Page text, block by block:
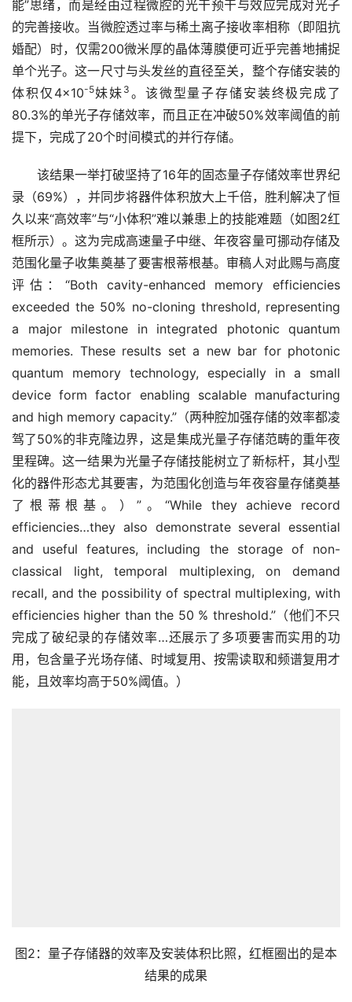
能”思绪，而是经由过程微腔的光干预干与效应完成对光子
的完善接收。当微腔透过率与稀土离子接收率相称（即阻抗
婚配）时，仅需200微米厚的晶体薄膜便可近乎完善地捕捉
单个光子。这一尺寸与头发丝的直径至关，整个存储安装的
体积仅4×10-5妹妹 3 。该微型量子存储安装终极完成了
80.3%的单光子存储效率，而且正在冲破50%效率阈值的前
提下，完成了20个时间模式的并行存储。
该结果一举打破坚持了16年的固态量子存储效率世界纪
录（69%），并同步将器件体积放大上千倍，胜利解决了恒
久以来“高效率”与“小体积”难以兼患上的技能难题（如图2红
框所示）。这为完成高速量子中继、年夜容量可挪动存储及
范围化量子收集奠基了要害根蒂根基。审稿人对此赐与高度
评估：“Both cavity-enhanced memory efficiencies
exceeded the 50% no-cloning threshold, representing
a major milestone in integrated photonic quantum
memories. These results set a new bar for photonic
quantum memory technology, especially in a small
device form factor enabling scalable manufacturing
and high memory capacity.”（两种腔加强存储的效率都凌
驾了50%的非克隆边界，这是集成光量子存储范畴的重年夜
里程碑。这一结果为光量子存储技能树立了新标杆，其小型
化的器件形态尤其要害，为范围化创造与年夜容量存储奠基
了根蒂根基。）”。“While they achieve record
efficiencies…they also demonstrate several essential
and useful features, including the storage of non-
classical light, temporal multiplexing, on demand
recall, and the possibility of spectral multiplexing, with
efficiencies higher than the 50 % threshold.”（他们不只
完成了破纪录的存储效率…还展示了多项要害而实用的功
用，包含量子光场存储、时域复用、按需读取和频谱复用才
能，且效率均高于50%阈值。）
图2：量子存储器的效率及安装体积比照，红框圈出的是本
结果的成果